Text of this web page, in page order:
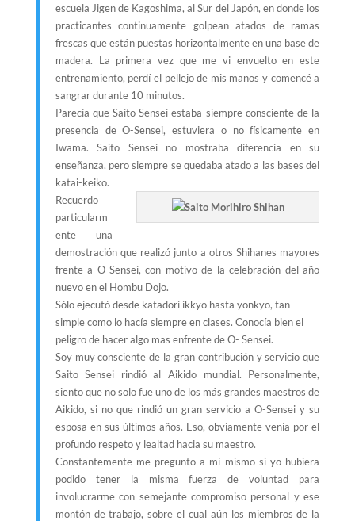
escuela Jigen de Kagoshima, al Sur del Japón, en donde los
practicantes continuamente golpean atados de ramas
frescas que están puestas horizontalmente en una base de
madera. La primera vez que me vi envuelto en este
entrenamiento, perdí el pellejo de mis manos y comencé a
sangrar durante 10 minutos.
Parecía que Saito Sensei estaba siempre consciente de la
presencia de O-Sensei, estuviera o no físicamente en
Iwama. Saito Sensei no mostraba diferencia en su
enseñanza, pero siempre se quedaba atado a las bases del
katai-keiko.
Recuerdo
particularm
ente una
demostración que realizó junto a otros Shihanes mayores
frente a O-Sensei, con motivo de la celebración del año
nuevo en el Hombu Dojo.
Sólo ejecutó desde katadori ikkyo hasta yonkyo, tan
simple como lo hacía siempre en clases. Conocía bien el
peligro de hacer algo mas enfrente de O- Sensei.
Soy muy consciente de la gran contribución y servicio que
Saito Sensei rindió al Aikido mundial. Personalmente,
siento que no solo fue uno de los más grandes maestros de
Aikido, si no que rindió un gran servicio a O-Sensei y su
esposa en sus últimos años. Eso, obviamente venía por el
profundo respeto y lealtad hacia su maestro.
Constantemente me pregunto a mí mismo si yo hubiera
podido tener la misma fuerza de voluntad para
involucrarme con semejante compromiso personal y ese
montón de trabajo, sobre el cual aún los miembros de la